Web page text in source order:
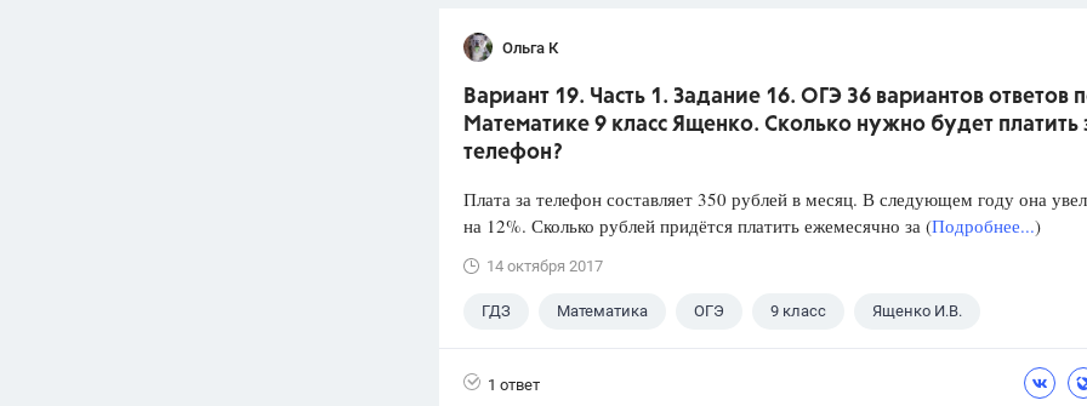
Ольга К
Вариант 19. Часть 1. Задание 16. ОГЭ 36 вариантов ответов
Математике 9 класс Ященко. Сколько нужно будет платить
телефон?
Плата за телефон составляет 350 рублей в месяц. В следующем году она
на 12%. Сколько рублей придётся платить ежемесячно за (Подробнее...)
14 октября 2017
ГДЗ Математика ОГЭ 9 класс Ященко И.В.
1 ответ